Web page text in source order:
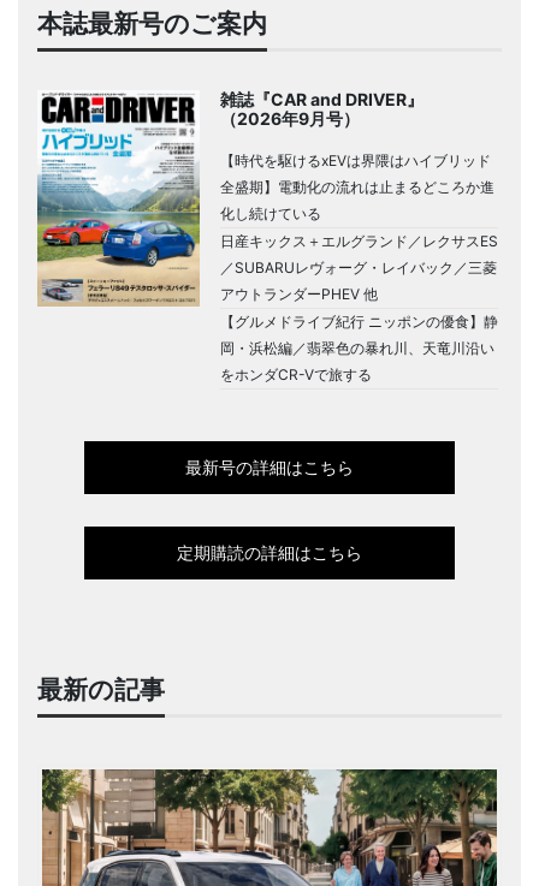
本誌最新号のご案内
雑誌『CAR and DRIVER』
（2026年9月号）
【時代を駆けるxEVは界隈はハイブリッド
全盛期】電動化の流れは止まるどころか進
化し続けている
日産キックス＋エルグランド／レクサスES
／SUBARUレヴォーグ・レイバック／三菱
アウトランダーPHEV 他
【グルメドライブ紀行 ニッポンの優食】静
岡・浜松編／翡翠色の暴れ川、天竜川沿い
をホンダCR-Vで旅する
最新号の詳細はこちら
定期購読の詳細はこちら
最新の記事